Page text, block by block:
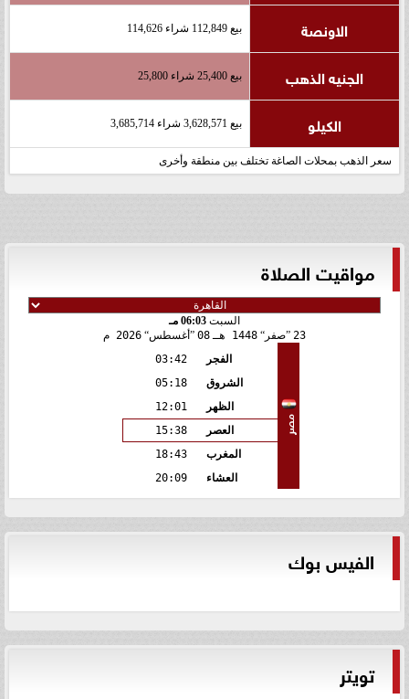
الاونصة بيع 112,849 شراء 114,626
الجنيه الذهب بيع 25,400 شراء 25,800
الكيلو بيع 3,628,571 شراء 3,685,714
سعر الذهب بمحلات الصاغة تختلف بين منطقة وأخرى
مواقيت الصلاة
السبت 06:03 مـ
23 صفر 1448 هـ 08 أغسطس 2026 م
مصر
الفجر
03:42
الشروق
05:18
الظهر
12:01
العصر
15:38
المغرب
18:43
العشاء
20:09
الفيس بوك
تويتر